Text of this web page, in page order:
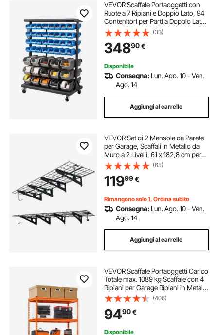
VEVOR Scaffale Portaoggetti con
Ruote a 7 Ripiani e Doppio Lato, 94
Contenitori per Parti a Doppio Lato,
Contenitori in Plastica per Utensili
Mobili per Garage, Magazzino,
Ufficio, Ristorante, Aula
(33)
34890€
Disponibile
Consegna: Lun. Ago. 10 - Ven.
Ago. 14
Aggiungi al carrello
VEVOR Set di 2 Mensole da Parete
per Garage, Scaffali in Metallo da
Muro a 2 Livelli, 61 x 182,8 cm per
Mensola, Portata Totale di 454 kg,
con Ganci Portautensili, Soluzione
Salvaspazio per Officina
(65)
11999€
Rimangono solo 1, Ordina subito
Consegna: Lun. Ago. 10 - Ven.
Ago. 14
Aggiungi al carrello
VEVOR Scaffale Portaoggetti Carico
Totale max. 1089 kg Scaffale con 4
Ripiani per Garage Ripiani in Metallo
Regolabili per Scaffalature Industriali
Ripiano Portaoggetti da Cucina,
Magazzino Officina
(406)
9490€
Disponibile